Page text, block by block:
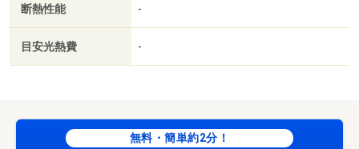
法令等制限：駐車場の空き状況は２０２６年７月時点のも
のです
断熱性能 -
目安光熱費 -
無料・簡単約2分！